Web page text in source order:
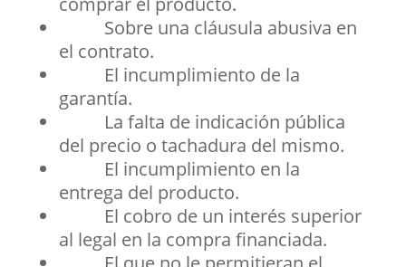
Sobre una cláusula abusiva en
el contrato.
El incumplimiento de la
garantía.
La falta de indicación pública
del precio o tachadura del mismo.
El incumplimiento en la
entrega del producto.
El cobro de un interés superior
al legal en la compra financiada.